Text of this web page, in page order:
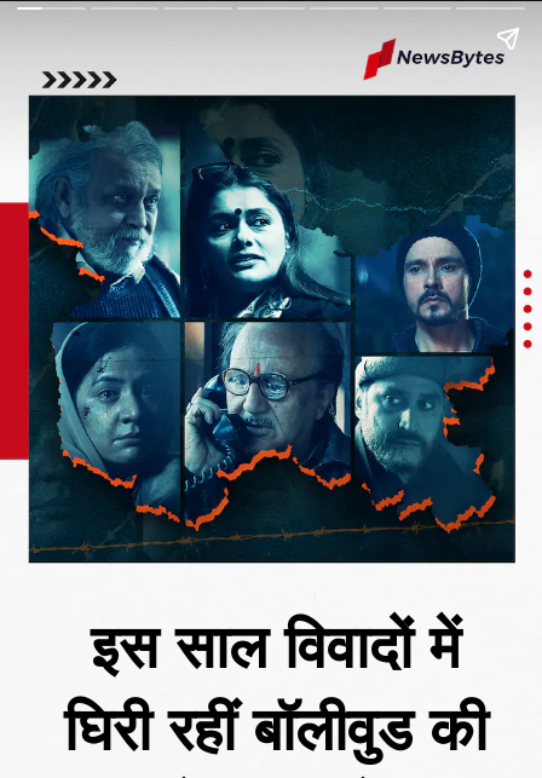
इस साल विवादों में
घिरी रहीं बॉलीवुड की